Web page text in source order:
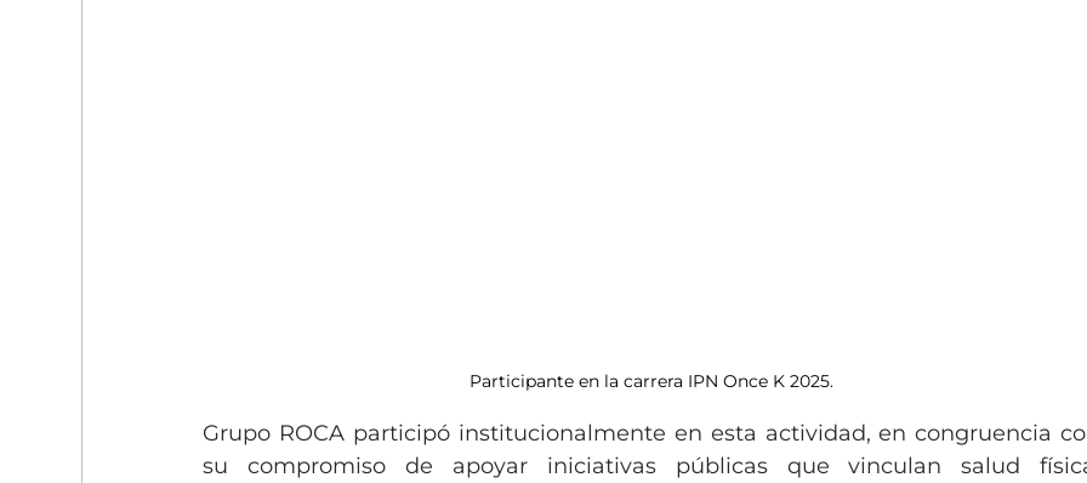
Participante en la carrera IPN Once K 2025.
Grupo ROCA participó institucionalmente en esta actividad, en congruencia
su compromiso de apoyar iniciativas públicas que vinculan salud